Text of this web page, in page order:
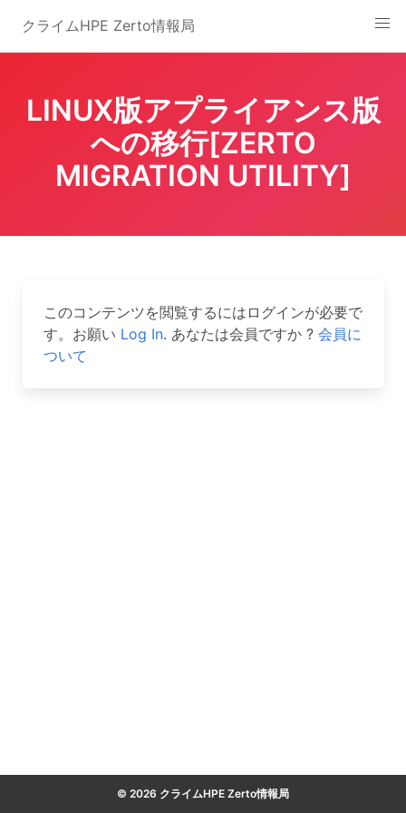
content
クライムHPE Zerto情報局
LINUX版アプライアンス版
への移行[ZERTO
MIGRATION UTILITY]
このコンテンツを閲覧するにはログインが必要で
す。お願い Log In. あなたは会員ですか ? 会員に
ついて
© 2026 クライムHPE Zerto情報局